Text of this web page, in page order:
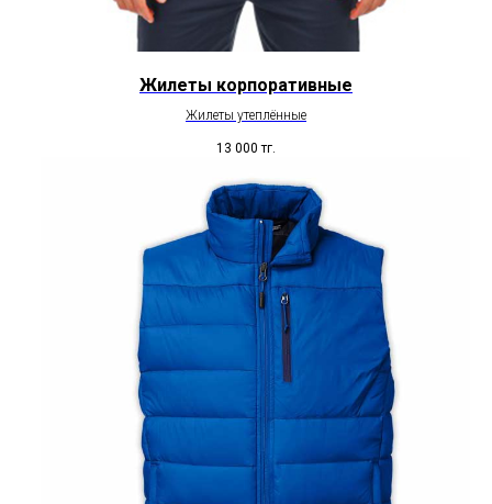
Жилеты корпоративные
Жилеты утеплённые
13 000 тг.